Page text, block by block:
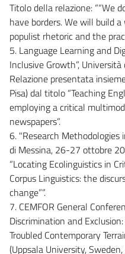
Titolo della relazione: ““We
have borders. We will build
populist rhetoric and the
5. Language Learning and
Inclusive Growth”,
Relazione presentata
Pisa) dal titolo “Teaching
employing a critical
newspapers”.
6. "Research Methodologies
di Messina, 26-27 ottobre
“Locating Ecolinguistics in
Corpus Linguistics: the
change””.
7. CEMFOR General
Discrimination and
Troubled Contemporary
(Uppsala University,